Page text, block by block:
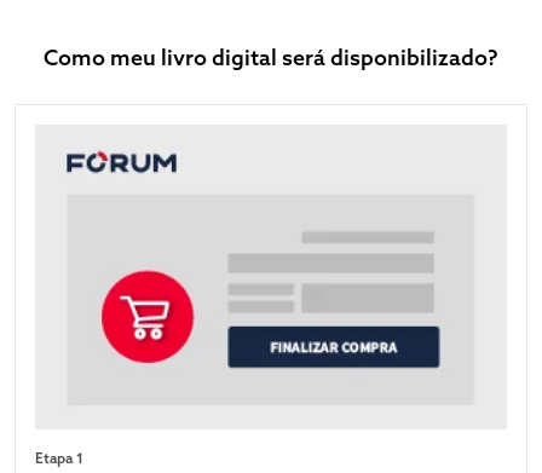
Como meu livro digital será disponibilizado?
Etapa 1